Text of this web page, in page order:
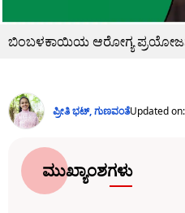
ಬಿಂಬಳಕಾಯಿಯ ಆರೋಗ್ಯ
ಪ್ರೀತಿ ಭಟ್​, ಗುಣವಂತೆUpdated on:
ಮುಖ್ಯಾಂಶಗಳು